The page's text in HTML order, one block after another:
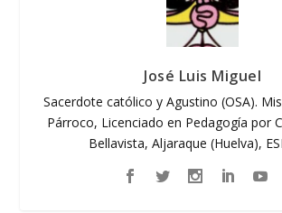
José Luis Miguel
Sacerdote católico y Agustino (OSA).
Párroco, Licenciado en Pedagogía por
Bellavista, Aljaraque (Huelva),